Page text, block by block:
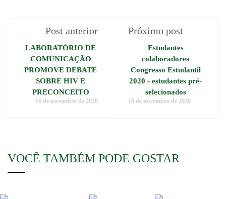
Post anterior
LABORATÓRIO DE
COMUNICAÇÃO
PROMOVE DEBATE
SOBRE HIV E
PRECONCEITO
16 de novembro de 2020
Próximo post
Estudantes
colaboradores
Congresso Estudantil
2020 - estudantes pré-
selecionados
16 de novembro de 2020
VOCÊ TAMBÉM PODE GOSTAR